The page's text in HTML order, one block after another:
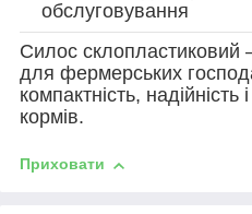
обслуговування
Силос склопластиковий
для фермерських
компактність, надійність і
кормів.
Приховати